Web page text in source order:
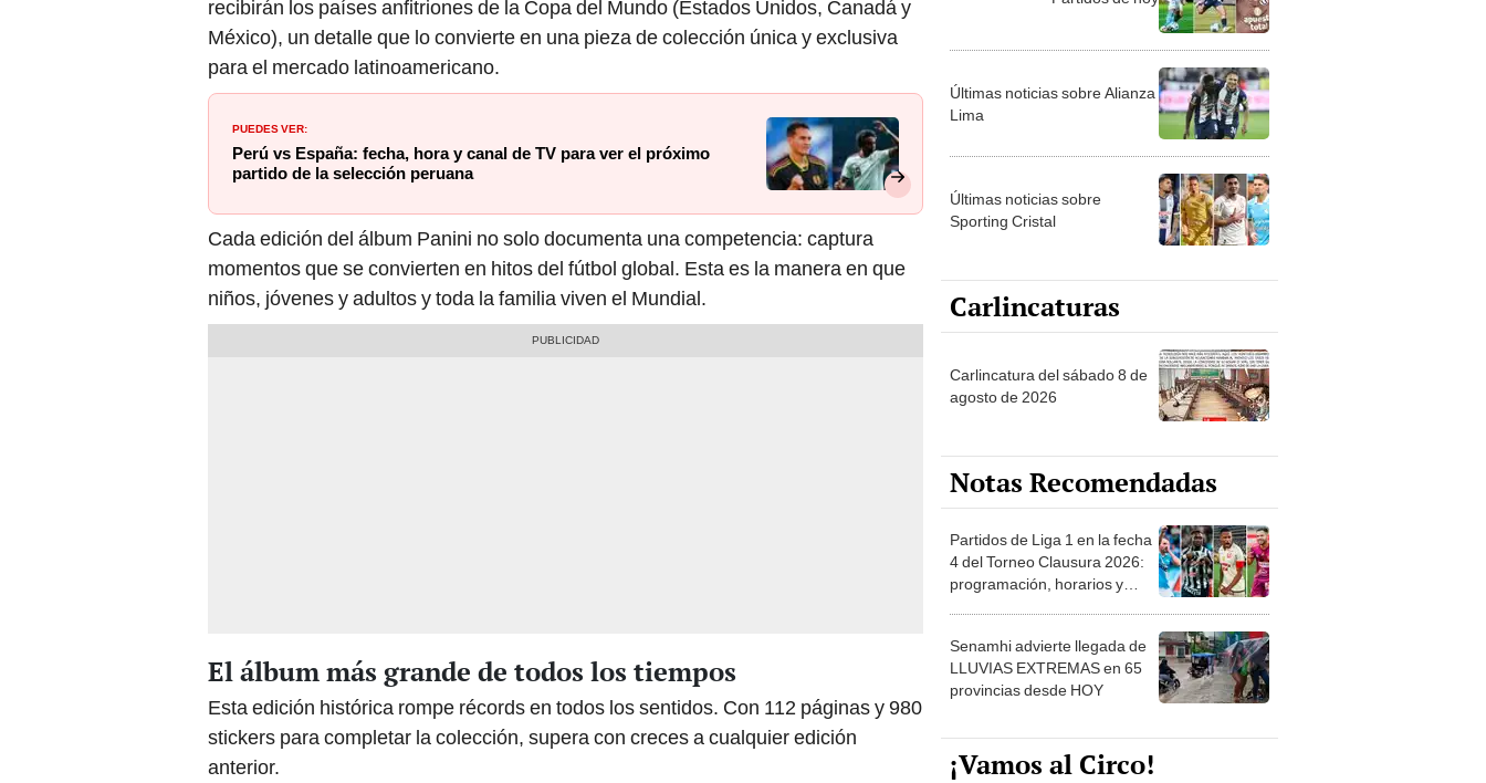
recibirán los países anfitriones de la Copa del Mundo (Estados Unidos, Canadá y
México), un detalle que lo convierte en una pieza de colección única y exclusiva
para el mercado latinoamericano.
PUEDES VER:
Perú vs España: fecha, hora y canal de TV para ver el próximo
partido de la selección peruana
Cada edición del álbum Panini no solo documenta una competencia: captura
momentos que se convierten en hitos del fútbol global. Esta es la manera en que
niños, jóvenes y adultos y toda la familia viven el Mundial.
El álbum más grande de todos los tiempos
Esta edición histórica rompe récords en todos los sentidos. Con 112 páginas y 980
stickers para completar la colección, supera con creces a cualquier edición
anterior.
Últimas noticias sobre Alianza
Lima
Últimas noticias sobre
Sporting Cristal
Carlincaturas
Carlincatura del sábado 8 de
agosto de 2026
Notas Recomendadas
Partidos de Liga 1 en la fecha
4 del Torneo Clausura 2026:
programación, horarios y
Senamhi advierte llegada de
LLUVIAS EXTREMAS en 65
provincias desde HOY
¡Vamos al Circo!